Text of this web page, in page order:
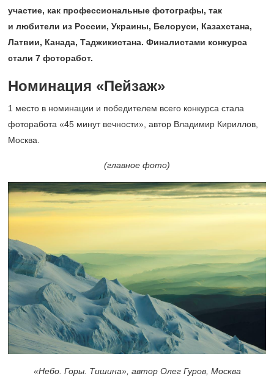
участие, как профессиональные фотографы, так
и любители из России, Украины, Белоруси, Казахстана,
Латвии, Канада, Таджикистана. Финалистами конкурса
стали 7 фоторабот.
Номинация «Пейзаж»
1 место в номинации и победителем всего конкурса стала
фоторабота «45 минут вечности», автор Владимир Кириллов,
Москва.
(главное фото)
«Небо. Горы. Тишина», автор Олег Гуров, Москва